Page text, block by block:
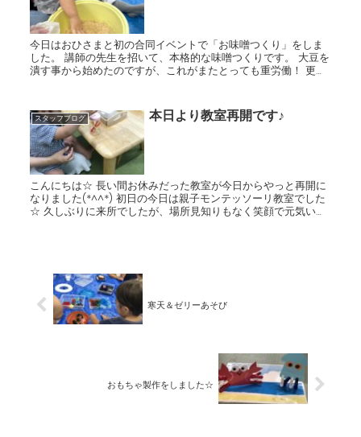
今日はおひさまと初の合同イベントで「お味噌つくり」をしま
した。 講師の先生を招いて、本格的な味噌つくりです。 大豆を
潰す事から始めたのですが、これがまたとっても重労働！ 更に
スタッフブログ 本日より教室再開です♪
こんにちは☆ 長い間お休みだった教室が今日からやっと再開に
なりました(*^^*) 初日の今日は親子モンテッソーリ教室でした
☆ 久しぶりに来所でしたが、場所見知りもなく笑顔で元気いっ
寒天＆ゼリーあそび
おもちゃ製作をしました☆